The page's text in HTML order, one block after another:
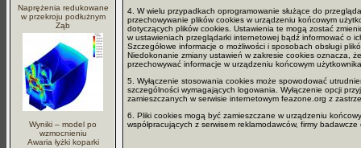
Naprężenia redukowane
w przekroju podłużnym
Ząb
Wyniki – model po
wzmocnieniu
Awaria łyżki koparki
4. W wielu przypadkach oprogramowanie służące do
przechowywanie plików cookies w urządzeniu końcowym
dotyczących plików cookies. Ustawienia te mogą zostać
w ustawieniach przeglądarki internetowej bądź informować o
Szczegółowe informacje o możliwości i sposobach obsługi
Niedokonanie zmiany ustawień w zakresie cookies oznacza,
przechowywać informacje w urządzeniu końcowym
5. Wyłączenie stosowania cookies może spowodować
szczególności wymagających logowania. Wyłączenie opcji
zamieszczanych w serwisie internetowym feazone.org z
6. Pliki cookies mogą być zamieszczane w urządzeniu
współpracujących z serwisem reklamodawców, firmy